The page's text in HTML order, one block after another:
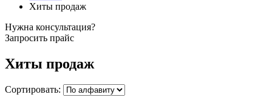
Хиты продаж
Нужна консультация?
Запросить прайс
Хиты продаж
Сортировать: